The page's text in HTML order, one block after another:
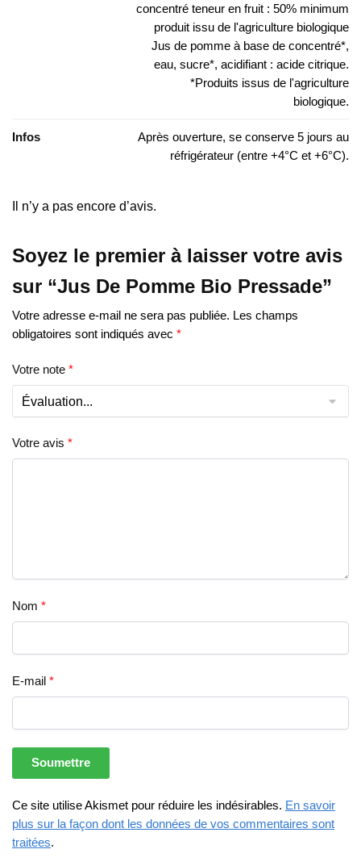
concentré teneur en fruit : 50% minimum
produit issu de l'agriculture biologique
Jus de pomme à base de concentré*,
eau, sucre*, acidifiant : acide citrique.
*Produits issus de l'agriculture
biologique.
Infos
Après ouverture, se conserve 5 jours au
réfrigérateur (entre +4°C et +6°C).
Il n’y a pas encore d’avis.
Soyez le premier à laisser votre avis
sur “Jus De Pomme Bio Pressade”
Votre adresse e-mail ne sera pas publiée. Les champs
obligatoires sont indiqués avec *
Votre note *
Votre avis *
Nom *
E-mail *
Ce site utilise Akismet pour réduire les indésirables. En savoir
plus sur la façon dont les données de vos commentaires sont
traitées.